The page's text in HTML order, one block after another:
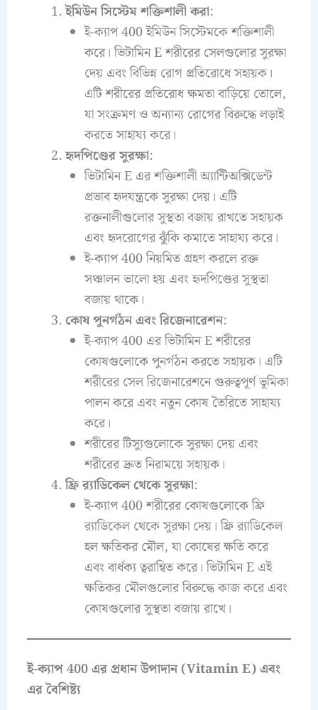
ইমিউন সিস্টেম শক্তিশালী করা:
ই-ক্যাপ 400 ইমিউন সিস্টেমকে শক্তিশালী
করে। ভিটামিন E শরীরের সেলগুলোর সুরক্ষা
দেয় এবং বিভিন্ন রোগ প্রতিরোধে সহায়ক।
এটি শরীরের প্রতিরোধ ক্ষমতা বাড়িয়ে তোলে,
যা সংক্রমণ ও অন্যান্য রোগের বিরুদ্ধে লড়াই
করতে সাহায্য করে।
হৃদপিণ্ডের সুরক্ষা:
ভিটামিন E এর শক্তিশালী অ্যান্টিঅক্সিডেন্ট
প্রভাব হৃদযন্ত্রকে সুরক্ষা দেয়। এটি
রক্তনালীগুলোর সুস্থতা বজায় রাখতে সহায়ক
এবং হৃদরোগের ঝুঁকি কমাতে সাহায্য করে।
ই-ক্যাপ 400 নিয়মিত গ্রহণ করলে রক্ত
সঞ্চালন ভালো হয় এবং হৃদপিণ্ডের সুস্থতা
বজায় থাকে।
কোষ পুনর্গঠন এবং রিজেনারেশন:
ই-ক্যাপ 400 এর ভিটামিন E শরীরের
কোষগুলোকে পুনর্গঠন করতে সহায়ক। এটি
শরীরের সেল রিজেনারেশনে গুরুত্বপূর্ণ ভূমিকা
পালন করে এবং নতুন কোষ তৈরিতে সাহায্য
করে।
শরীরের টিস্যুগুলোকে সুরক্ষা দেয় এবং
শরীরের দ্রুত নিরাময়ে সহায়ক।
ফ্রি র‌্যাডিকেল থেকে সুরক্ষা:
ই-ক্যাপ 400 শরীরের কোষগুলোকে ফ্রি
র‌্যাডিকেল থেকে সুরক্ষা দেয়। ফ্রি র‌্যাডিকেল
হল ক্ষতিকর মৌল, যা কোষের ক্ষতি করে
এবং বার্ধক্য ত্বরান্বিত করে। ভিটামিন E এই
ক্ষতিকর মৌলগুলোর বিরুদ্ধে কাজ করে এবং
কোষগুলোর সুস্থতা বজায় রাখে।
ই-ক্যাপ 400 এর প্রধান উপাদান (Vitamin E) এবং
এর বৈশিষ্ট্য